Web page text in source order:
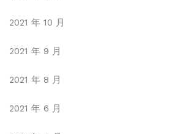
2021 年 10 月
2021 年 9 月
2021 年 8 月
2021 年 6 月